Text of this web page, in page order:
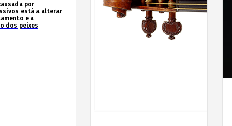
por
está a alterar
e a
dos peixes